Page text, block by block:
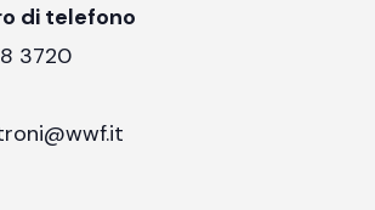
di telefono
3720